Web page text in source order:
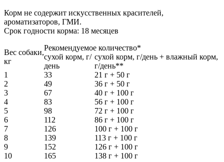
Корм не содержит искусственных красителей,
ароматизаторов, ГМИ.
Срок годности корма: 18 месяцев
Вес собаки,
кг
Рекомендуемое количество*
сухой корм, г/
день
сухой корм, г/день + влажный корм,
г/день**
1
33
21 г + 50 г
2
49
36 г + 50 г
3
67
40 г + 100 г
4
83
56 г + 100 г
5
98
72 г + 100 г
6
112
86 г + 100 г
7
126
100 г + 100 г
8
139
113 г + 100 г
9
152
126 г + 100 г
10
165 138 г + 100 г